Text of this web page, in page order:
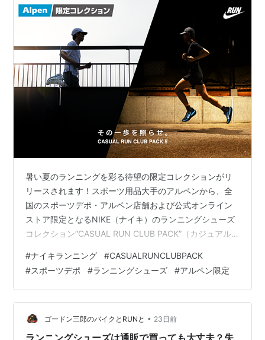
舗まとめ
暑い夏のランニングを彩る待望の限定コレクションがリ
リースされます！スポーツ用品大手のアルペンから、全
国のスポーツデポ・アルペン店舗および公式オンライン
ストア限定となるNIKE（ナイキ）のランニングシューズ
コレクション“CASUAL RUN CLUB PACK”（カジュアル
決定となりました。 今作のテーマは、夏の早朝と夜の街
を走り抜けるストイックなランナーたち。朝焼けの光と
夜の街灯・ネオンをイメージした美しいカラーリングが
施された、機能性とデザイン性を高次元で融合させたラ
インナップとなっています。 今回のコレクションでは、
ナイキを代表する…
#ナイキランニング #CASUALRUNCLUBPACK
#スポーツデポ #ランニングシューズ #アルペン限定
ゴードン三郎のバイクとRUNと • 23日前
ランニングシューズは通販で買っても大丈夫？失